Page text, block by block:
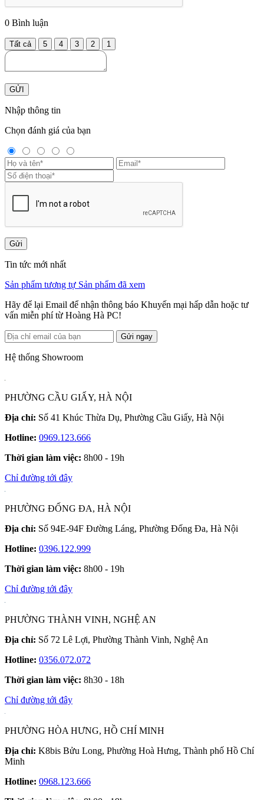
0 Bình luận
Tất cả 5 4 3 2 1
GỬI
Nhập thông tin
Chọn đánh giá của bạn
Gửi
Tin tức mới nhất
Sản phẩm tương tự Sản phẩm đã xem
Hãy để lại Email để nhận thông báo Khuyến mại hấp dẫn hoặc tư
vấn miễn phí từ Hoàng Hà PC!
Gửi ngay
Hệ thống Showroom
PHƯỜNG CẦU GIẤY, HÀ NỘI
Địa chỉ: Số 41 Khúc Thừa Dụ, Phường Cầu Giấy, Hà Nội
Hotline: 0969.123.666
Thời gian làm việc: 8h00 - 19h
Chỉ đường tới đây
PHƯỜNG ĐỐNG ĐA, HÀ NỘI
Địa chỉ: Số 94E-94F Đường Láng, Phường Đống Đa, Hà Nội
Hotline: 0396.122.999
Thời gian làm việc: 8h00 - 19h
Chỉ đường tới đây
PHƯỜNG THÀNH VINH, NGHỆ AN
Địa chỉ: Số 72 Lê Lợi, Phường Thành Vinh, Nghệ An
Hotline: 0356.072.072
Thời gian làm việc: 8h30 - 18h
Chỉ đường tới đây
PHƯỜNG HÒA HƯNG, HỒ CHÍ MINH
Địa chỉ: K8bis Bửu Long, Phường Hoà Hưng, Thành phố Hồ Chí
Minh
Hotline: 0968.123.666